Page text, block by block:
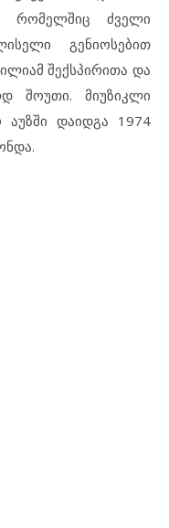
რომელშიც ძველი
გენიოსებით
შექსპირითა და
შოუთი. მიუზიკლი
აუზში დაიდგა 1974